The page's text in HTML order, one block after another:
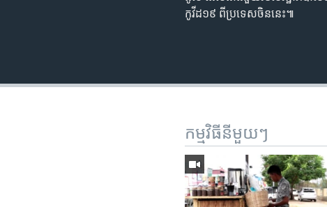
កូវីដ​១៩​ ពី​​ប្រទេស​ចិន​នេះ៕
កម្មវិធី​នីមួយៗ